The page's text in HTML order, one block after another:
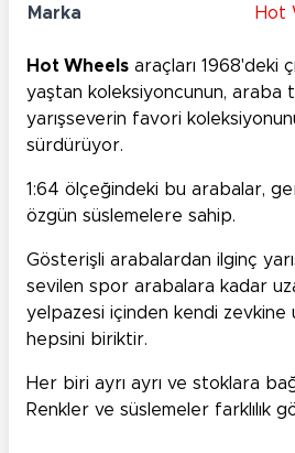
Marka Hot
Hot Wheels araçları 1968'deki
yaştan koleksiyoncunun, araba
yarışseverin favori
sürdürüyor.
1:64 ölçeğindeki bu arabalar,
özgün süslemelere sahip.
Gösterişli arabalardan ilginç
sevilen spor arabalara kadar
yelpazesi içinden kendi zevkine
hepsini biriktir.
Her biri ayrı ayrı ve stoklara
Renkler ve süslemeler farklılık